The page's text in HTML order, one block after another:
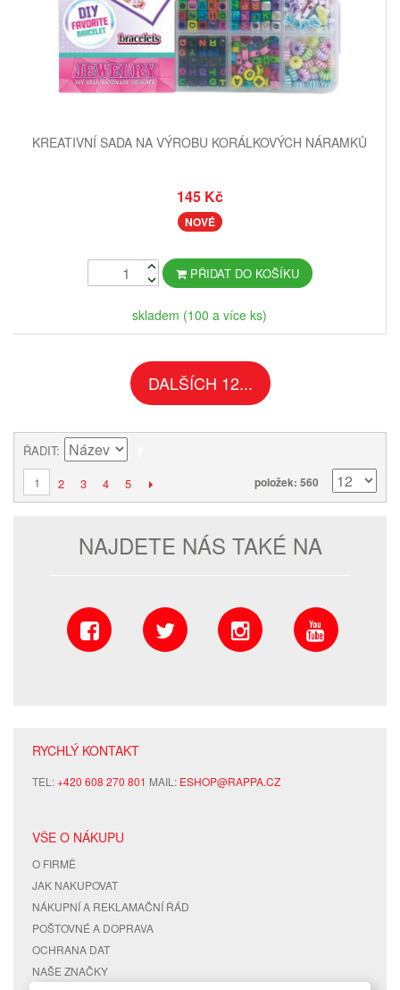
KREATIVNÍ SADA NA VÝROBU KORÁLKOVÝCH NÁRAMKŮ
145 Kč
NOVÉ
PŘIDAT DO KOŠÍKU
skladem (100 a více ks)
DALŠÍCH 12...
ŘADIT
položek: 560
1 2 3 4 5
NAJDETE NÁS TAKÉ NA
RYCHLÝ KONTAKT
TEL:+420 608 270 801 MAIL: ESHOP@RAPPA.CZ
VŠE O NÁKUPU
O FIRMĚ
JAK NAKUPOVAT
NÁKUPNÍ A REKLAMAČNÍ ŘÁD
POŠTOVNÉ A DOPRAVA
OCHRANA DAT
NAŠE ZNAČKY